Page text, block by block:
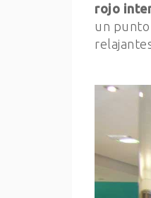
rojo
un punto